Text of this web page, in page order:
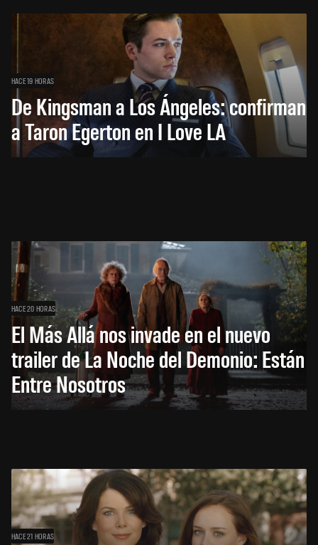
HACE 19 HORAS
De Kingsman a Los Ángeles: confirman
a Taron Egerton en I Love LA
HACE 20 HORAS
El Más Allá nos invade en el nuevo
trailer de La Noche del Demonio: Están
Entre Nosotros
HACE 21 HORAS